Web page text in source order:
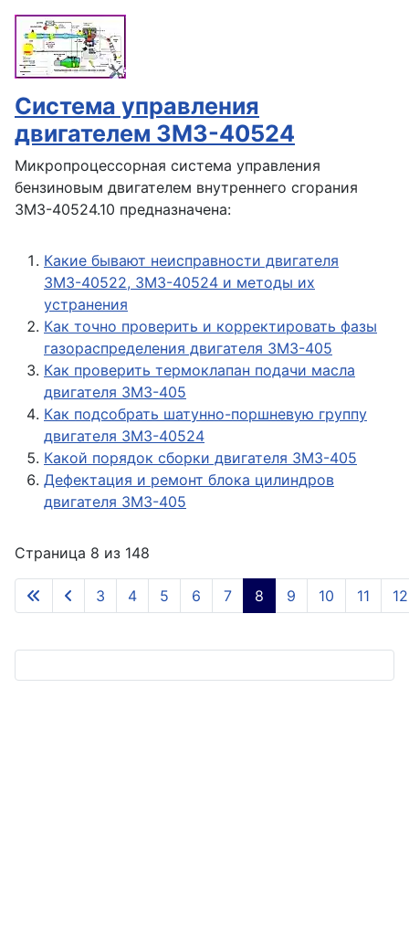
Система управления
двигателем ЗМЗ-40524
Микропроцессорная система управления
бензиновым двигателем внутреннего сгорания
ЗМЗ-40524.10 предназначена:
Какие бывают неисправности двигателя
ЗМЗ-40522, ЗМЗ-40524 и методы их
устранения
Как точно проверить и корректировать фазы
газораспределения двигателя ЗМЗ-405
Как проверить термоклапан подачи масла
двигателя ЗМЗ-405
Как подсобрать шатунно-поршневую группу
двигателя ЗМЗ-40524
Какой порядок сборки двигателя ЗМЗ-405
Дефектация и ремонт блока цилиндров
двигателя ЗМЗ-405
Страница 8 из 148
3 4 5 6 7 8 9 10 11 12